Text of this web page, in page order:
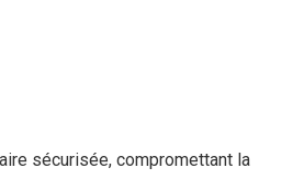
sécurisée, compromettant la